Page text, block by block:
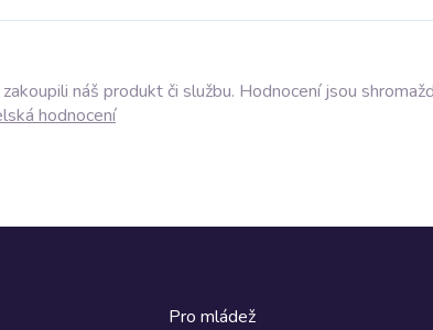
náš produkt či službu. Hodnocení jsou
hodnocení
Pro mládež